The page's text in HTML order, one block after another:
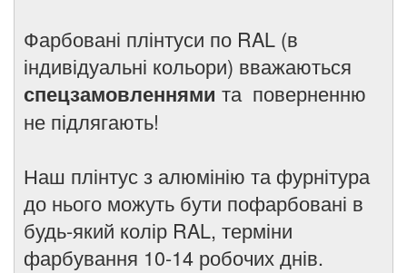
Фарбовані плінтуси по RAL (в
індивідуальні кольори) вважаються
спецзамовленнями та поверненню
не підлягають!
Наш плінтус з алюмінію та фурнітура
до нього можуть бути пофарбовані в
будь-який колір RAL, терміни
фарбування 10-14 робочих днів.